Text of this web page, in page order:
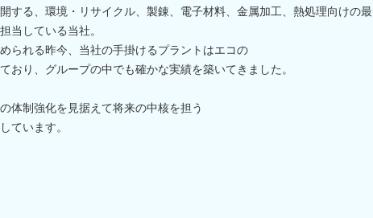
する、環境・リサイクル、製錬、電子材料、金属加工、熱処理向けの最
当している当社。
られる昨今、当社の手掛けるプラントはエコの
おり、グループの中でも確かな実績を築いてきました。
体制強化を見据えて将来の中核を担う
ています。